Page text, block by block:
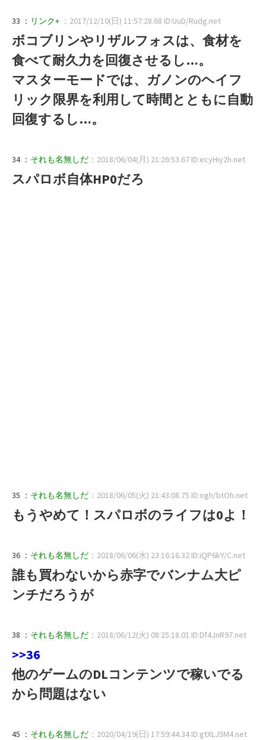
33 ： リンク+ ：2017/12/10(日) 11:57:28.68 ID:UuD/Rudg.net
ボコブリンやリザルフォスは、食材を
食べて耐久力を回復させるし…。
マスターモードでは、ガノンのヘイフ
リック限界を利用して時間とともに自動
回復するし…。
34 ： それも名無しだ ：2018/06/04(月) 21:26:53.67 ID:ecyHiy2h.net
スパロボ自体HP0だろ
35 ： それも名無しだ ：2018/06/05(火) 21:43:08.75 ID:ogh/btOh.net
もうやめて！スパロボのライフは0よ！
36 ： それも名無しだ ：2018/06/06(水) 23:16:16.32 ID:iQP6kY/C.net
誰も買わないから赤字でバンナム大ピ
ンチだろうが
38 ： それも名無しだ ：2018/06/12(火) 08:25:18.01 ID:Df4JnR97.net
>>36
他のゲームのDLコンテンツで稼いでる
から問題はない
45 ： それも名無しだ ：2020/04/19(日) 17:59:44.34 ID:gtXLJ5M4.net